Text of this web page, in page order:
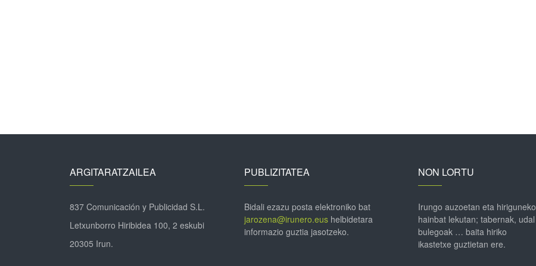
ARGITARATZAILEA
837 Comunicación y Publicidad S.L.
Letxunborro Hiribidea 100, 2 eskubi
20305 Irun.
PUBLIZITATEA
Bidali ezazu posta elektroniko bat
jarozena@irunero.eushelbidetara
informazio guztia jasotzeko.
NON LORTU
Irungo auzoetan eta hiriguneko
hainbat lekutan; tabernak, udal
bulegoak … baita hiriko
ikastetxe guztietan ere.